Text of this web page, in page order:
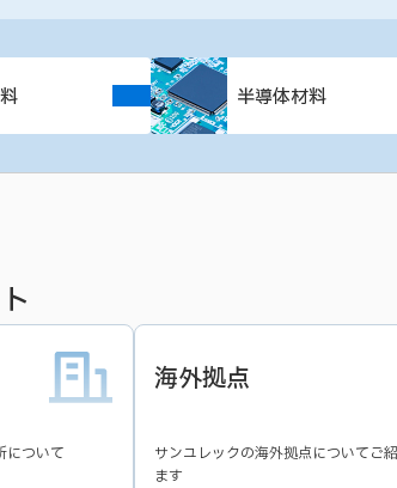
半導体材料
について
海外拠点
サンユレックの海外拠点についてご
ます